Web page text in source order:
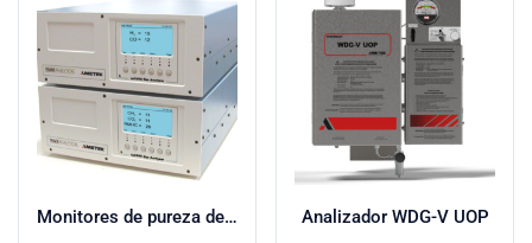
Monitores de pureza de gas ta7000 Analizador WDG-V UOP